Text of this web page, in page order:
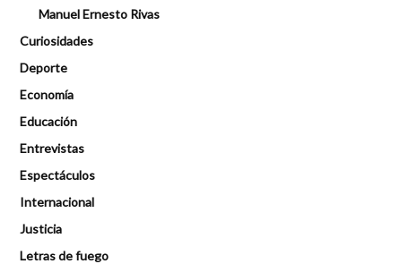
Manuel Ernesto Rivas
Curiosidades
Deporte
Economía
Educación
Entrevistas
Espectáculos
Internacional
Justicia
Letras de fuego